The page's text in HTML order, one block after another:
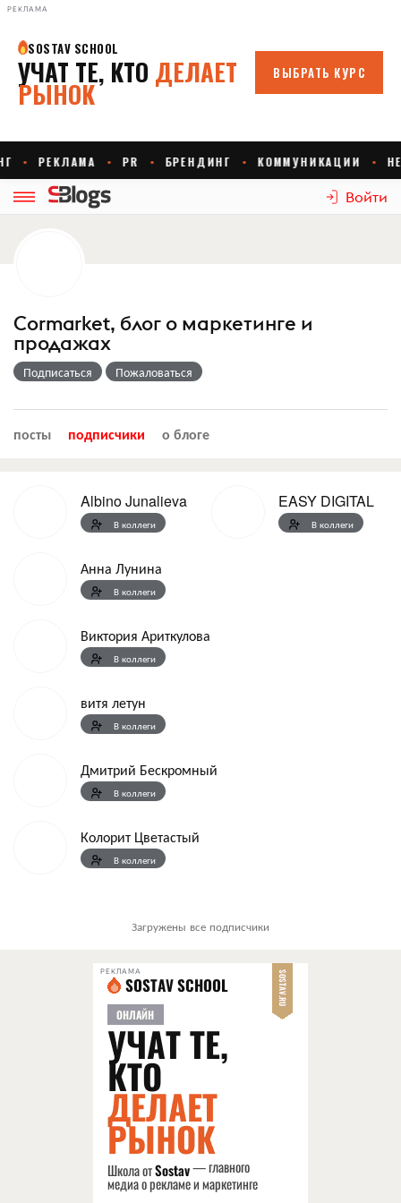
РЕКЛАМА
Войти
Cormarket, блог о маркетинге и
продажах
Подписаться Пожаловаться
посты подписчики о блоге
Albino Junalieva
В коллеги
EASY DIGITAL
В коллеги
Анна Лунина
В коллеги
Виктория Ариткулова
В коллеги
витя летун
В коллеги
Дмитрий Бескромный
В коллеги
Колорит Цветастый
В коллеги
Загружены все подписчики
РЕКЛАМА